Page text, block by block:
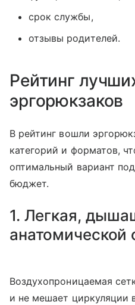
срок службы,
отзывы родителей.
Рейтинг
эргорюкзаков
В рейтинг вошли
категорий и форматов,
оптимальный вариант
бюджет.
1. Легкая,
Воздухопроницаемая
и не мешает циркуляции